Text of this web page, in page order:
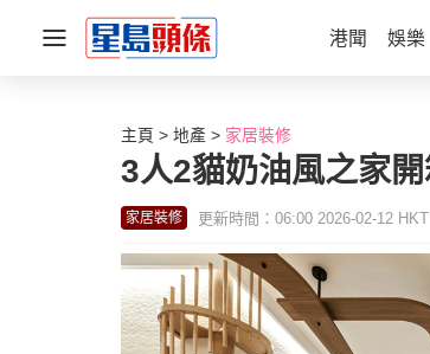
港聞 娛樂
主頁 地產 家居裝修
3人2貓奶油風之家
家居裝修 更新時間：06:00 2026-02-12 HKT